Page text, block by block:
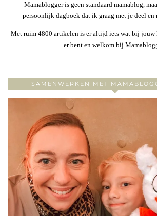
Mamablogger is geen standaard mamablog,
persoonlijk dagboek dat ik graag met je deel en
Met ruim 4800 artikelen is er altijd iets wat bij jouw
er bent en welkom bij
SAMENWERKEN MET